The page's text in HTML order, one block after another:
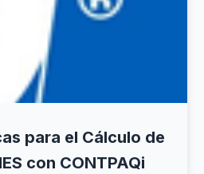
para el Cálculo de
con CONTPAQi